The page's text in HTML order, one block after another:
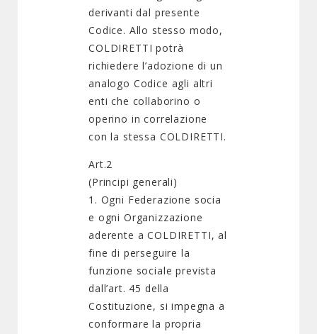
derivanti dal presente
Codice. Allo stesso modo,
COLDIRETTI potrà
richiedere l’adozione di un
analogo Codice agli altri
enti che collaborino o
operino in correlazione
con la stessa COLDIRETTI.
Art.2
(Principi generali)
1. Ogni Federazione socia
e ogni Organizzazione
aderente a COLDIRETTI, al
fine di perseguire la
funzione sociale prevista
dall’art. 45 della
Costituzione, si impegna a
conformare la propria